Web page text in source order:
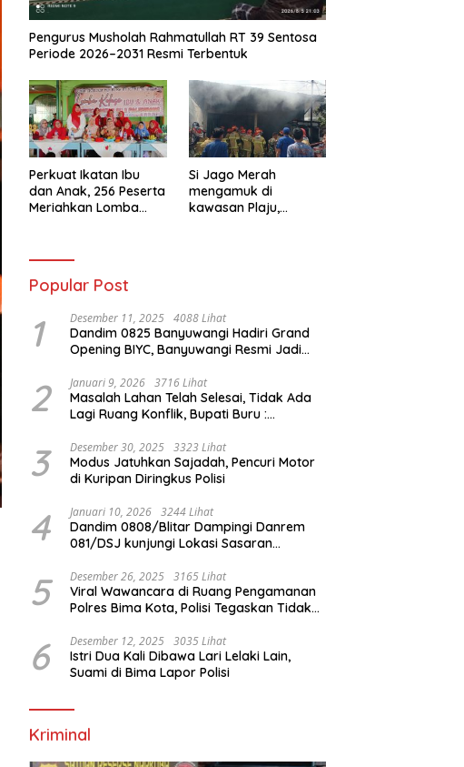
Pengurus Musholah Rahmatullah RT 39 Sentosa
Periode 2026–2031 Resmi Terbentuk
Perkuat Ikatan Ibu
dan Anak, 256 Peserta
Meriahkan Lomba
Si Jago Merah
mengamuk di
kawasan Plaju,
Popular Post
1 Desember 11, 2025 4088 Lihat
Dandim 0825 Banyuwangi Hadiri Grand
Opening BIYC, Banyuwangi Resmi Jadi
2 Januari 9, 2026 3716 Lihat
Masalah Lahan Telah Selesai, Tidak Ada
Lagi Ruang Konflik, Bupati Buru :
Januari 2026
3 Desember 30, 2025 3323 Lihat
Modus Jatuhkan Sajadah, Pencuri Motor
di Kuripan Diringkus Polisi
4 Januari 10, 2026 3244 Lihat
Dandim 0808/Blitar Dampingi Danrem
081/DSJ kunjungi Lokasi Sasaran
Blitar
5 Desember 26, 2025 3165 Lihat
Viral Wawancara di Ruang Pengamanan
Polres Bima Kota, Polisi Tegaskan Tidak
6 Desember 12, 2025 3035 Lihat
Istri Dua Kali Dibawa Lari Lelaki Lain,
Suami di Bima Lapor Polisi
Kriminal